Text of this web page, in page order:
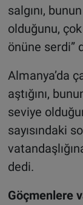
salgını,
olduğunu,
önüne serdi”
Almanya’da
aştığını,
seviye
sayısındaki
dedi.
Göçmenlere